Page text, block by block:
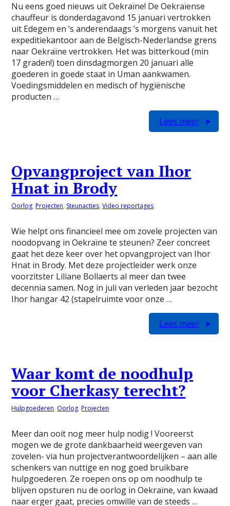
Nu eens goed nieuws uit Oekraïne! De Oekraïense
chauffeur is donderdagavond 15 januari vertrokken
uit Edegem en ’s anderendaags ’s morgens vanuit het
expeditiekantoor aan de Belgisch-Nederlandse grens
naar Oekraïne vertrokken. Het was bitterkoud (min
17 graden!) toen dinsdagmorgen 20 januari alle
goederen in goede staat in Uman aankwamen.
Voedingsmiddelen en medisch of hygiënische
producten …
Lees meer
Opvangproject van Ihor
Hnat in Brody
Oorlog,Projecten, Steunacties,Video reportages
Wie helpt ons financieel mee om zovele projecten van
noodopvang in Oekraïne te steunen? Zeer concreet
gaat het deze keer over het opvangproject van Ihor
Hnat in Brody. Met deze projectleider werk onze
voorzitster Liliane Bollaerts al meer dan twee
decennia samen. Nog in juli van verleden jaar bezocht
Ihor hangar 42 (stapelruimte voor onze …
Lees meer
Waar komt de noodhulp
voor Cherkasy terecht?
Hulpgoederen, Oorlog,Projecten
Meer dan ooit nog meer hulp nodig ! Vooreerst
mogen we de grote dankbaarheid weergeven van
zovelen- via hun projectverantwoordelijken – aan alle
schenkers van nuttige en nog goed bruikbare
hulpgoederen. Ze roepen ons op om noodhulp te
blijven opsturen nu de oorlog in Oekraïne, van kwaad
naar erger gaat, precies omwille van de steeds …